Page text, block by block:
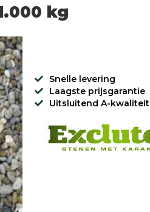
kg
Snelle levering
Laagste prijsgarantie
Uitsluitend A-kwaliteit